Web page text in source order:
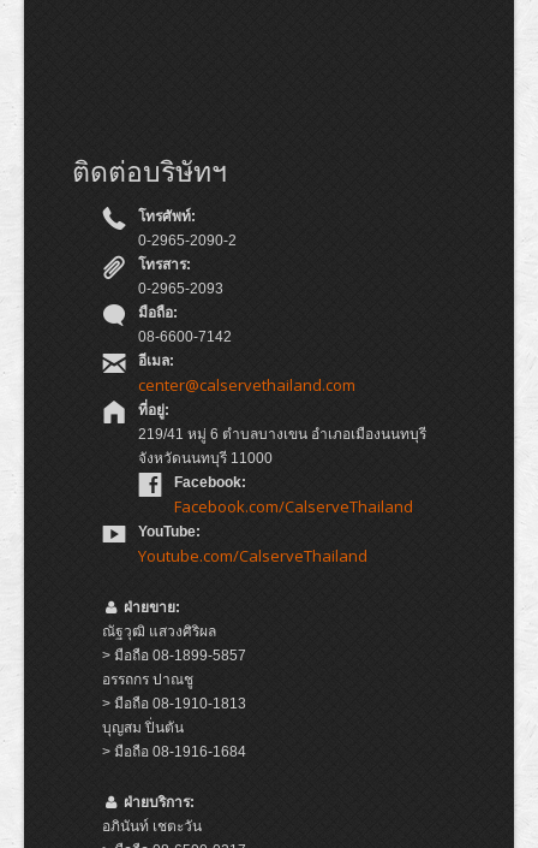
ติดต่อบริษัทฯ
โทรศัพท์:
0-2965-2090-2
โทรสาร:
0-2965-2093
มือถือ:
08-6600-7142
อีเมล:
center@calservethailand.com
ที่อยู่:
219/41 หมู่ 6 ตำบลบางเขน อำเภอเมืองนนทบุรี
จังหวัดนนทบุรี 11000
Facebook:
Facebook.com/CalserveThailand
YouTube:
Youtube.com/CalserveThailand
ฝ่ายขาย:
ณัฐวุฒิ แสวงศิริผล
> มือถือ 08-1899-5857
อรรถกร ปาณชู
> มือถือ 08-1910-1813
บุญสม ปิ่นตัน
> มือถือ 08-1916-1684
ฝ่ายบริการ:
อภินันท์ เชตะวัน